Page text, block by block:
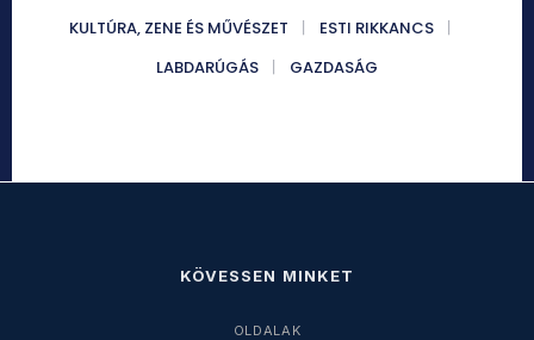
KULTÚRA, ZENE ÉS MŰVÉSZET
ESTI RIKKANCS
LABDARÚGÁS
GAZDASÁG
KÖVESSEN MINKET
OLDALAK